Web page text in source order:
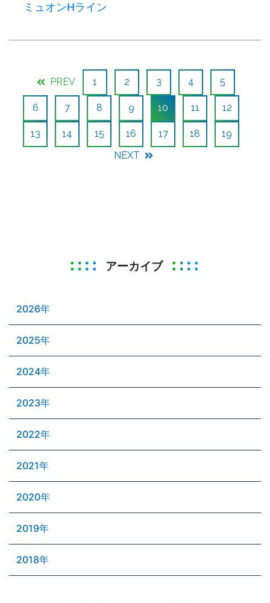
ミュオンHライン
PREV 1 2 3 4 5
6 7 8 9 10 11 12
13 14 15 16 17 18
19
NEXT
アーカイブ
2026年
2025年
2024年
2023年
2022年
2021年
2020年
2019年
2018年